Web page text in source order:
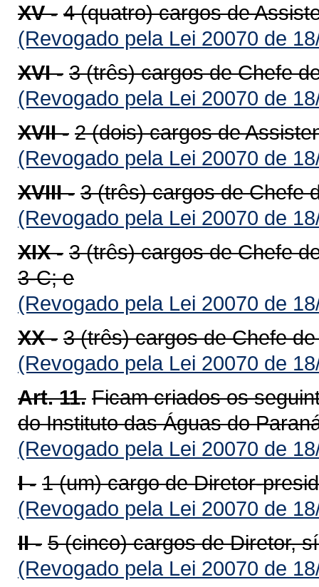
XV - 4 (quatro) cargos de
(Revogado pela Lei 20070 de
XVI - 3 (três) cargos de Chefe
(Revogado pela Lei 20070 de
XVII - 2 (dois) cargos de
(Revogado pela Lei 20070 de
XVIII - 3 (três) cargos de Chefe
(Revogado pela Lei 20070 de
XIX - 3 (três) cargos de Chefe
3-C; e
(Revogado pela Lei 20070 de
XX - 3 (três) cargos de Chefe
(Revogado pela Lei 20070 de
Art. 11. Ficam criados os
do Instituto das Águas do
(Revogado pela Lei 20070 de
I - 1 (um) cargo de Diretor-
(Revogado pela Lei 20070 de
II - 5 (cinco) cargos de Diretor,
(Revogado pela Lei 20070 de